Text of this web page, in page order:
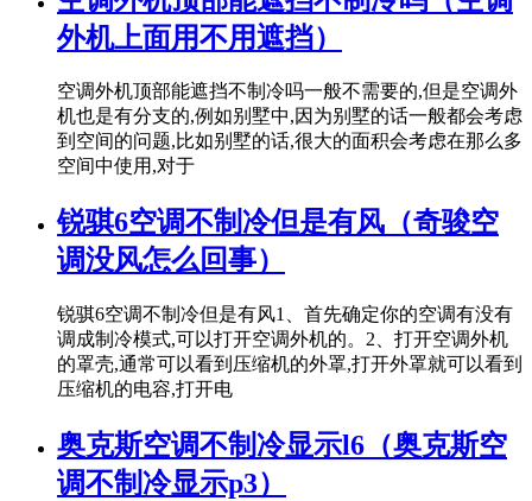
外机上面用不用遮挡）
空调外机顶部能遮挡不制冷吗一般不需要的,但是空调外
机也是有分支的,例如别墅中,因为别墅的话一般都会考虑
到空间的问题,比如别墅的话,很大的面积会考虑在那么多
空间中使用,对于
锐骐6空调不制冷但是有风（奇骏空
调没风怎么回事）
锐骐6空调不制冷但是有风1、首先确定你的空调有没有
调成制冷模式,可以打开空调外机的。2、打开空调外机
的罩壳,通常可以看到压缩机的外罩,打开外罩就可以看到
压缩机的电容,打开电
奥克斯空调不制冷显示l6（奥克斯空
调不制冷显示p3）